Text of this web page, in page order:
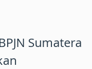
Sumatera